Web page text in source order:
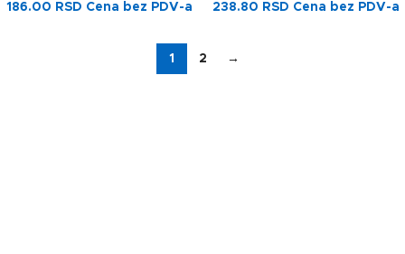
186.00 RSD Cena bez PDV-a
238.80 RSD Cena bez PDV-a
1 2 →